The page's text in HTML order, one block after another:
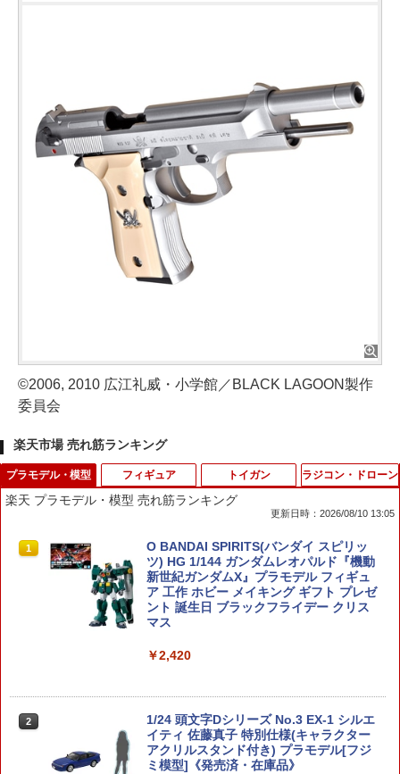
©2006, 2010 広江礼威・小学館／BLACK LAGOON製作
委員会
楽天市場 売れ筋ランキング
プラモデル・模型
楽天 プラモデル・模型 売れ筋ランキング
更新日時：2026/08/10 13:05
1
O BANDAI SPIRITS(バンダイ スピリッ
ツ) HG 1/144 ガンダムレオパルド『機動
新世紀ガンダムX』プラモデル フィギュ
ア 工作 ホビー メイキング ギフト プレゼ
ント 誕生日 ブラックフライデー クリス
マス
￥2,420
2
1/24 頭文字Dシリーズ No.3 EX-1 シルエ
イティ 佐藤真子 特別仕様(キャラクター
アクリルスタンド付き) プラモデル[フジ
ミ模型]《発売済・在庫品》
フィギュア トイガン ラジコン・ドローン